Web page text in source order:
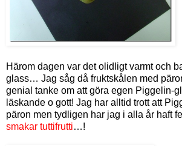
Härom dagen var det olidligt varmt och
glass… Jag såg då fruktskålen med
genial tanke om att göra egen Piggelin-
läskande o gott! Jag har alltid trott att
päron men tydligen har jag i alla år haft
smakar tuttifrutti…!